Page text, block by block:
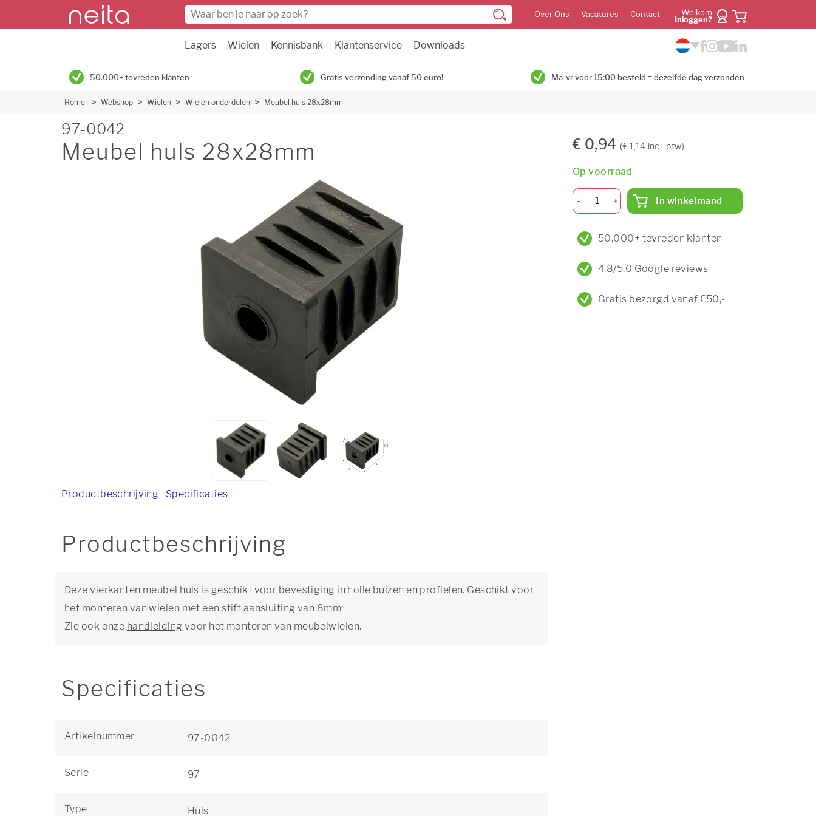
Over Ons Vacatures Contact
Welkom
Inloggen?
Lagers Wielen Kennisbank Klantenservice Downloads
50.000+ tevreden klanten Gratis verzending vanaf 50 euro! Ma-vr voor 15:00 besteld = dezelfde dag verzonden
Home Webshop Wielen Wielen onderdelen Meubel huls 28x28mm
97-0042
Meubel huls 28x28mm
Productbeschrijving Specificaties
Productbeschrijving
Deze vierkanten meubel huls is geschikt voor bevestiging in holle buizen en profielen. Geschikt voor
het monteren van wielen met een stift aansluiting van 8mm
Zie ook onze handleiding voor het monteren van meubelwielen.
Specificaties
Artikelnummer 97-0042
Serie 97
Type Huls
€ 0,94 (€ 1,14 incl. btw)
Op voorraad
In winkelmand
50.000+ tevreden klanten
4,8/5,0 Google reviews
Gratis bezorgd vanaf €50,-